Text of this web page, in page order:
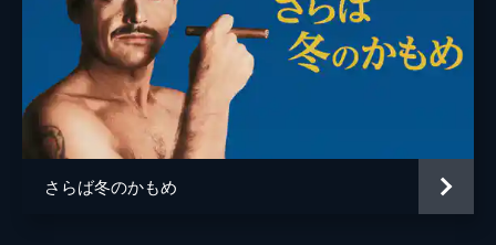
さらば冬のかもめ